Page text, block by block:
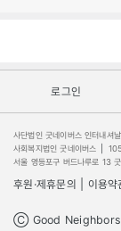
로그인
사단법인 굿네이버스 인터내셔날
사회복지법인 굿네이버스
서울 영등포구 버드나루로 13
후원·제휴문의 이용약
Ⓒ Good Neighbors